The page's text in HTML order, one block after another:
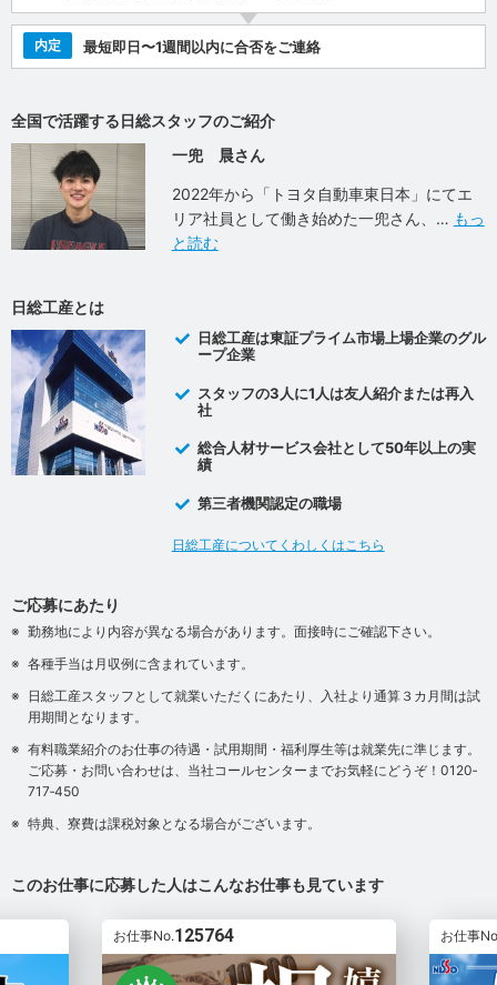
内定 最短即日〜1週間以内に合否をご連絡
全国で活躍する日総スタッフのご紹介
一兜 晨さん
2022年から「トヨタ自動車東日本」にてエ
リア社員として働き始めた一兜さん、
もっ
と読む
日総工産とは
日総工産は東証プライム市場上場企業のグル
ープ企業
スタッフの3人に1人は友人紹介または再入
社
総合人材サービス会社として50年以上の実
績
第三者機関認定の職場
日総工産についてくわしくはこちら
ご応募にあたり
勤務地により内容が異なる場合があります。面接時にご確認下さい。
各種手当は月収例に含まれています。
日総工産スタッフとして就業いただくにあたり、入社より通算３カ月間は試
用期間となります。
有料職業紹介のお仕事の待遇・試用期間・福利厚生等は就業先に準じます。
ご応募・お問い合わせは、当社コールセンターまでお気軽にどうぞ！0120‐
717‐450
特典、寮費は課税対象となる場合がございます。
このお仕事に応募した人はこんなお仕事も見ています
お仕事No.125764 お仕事